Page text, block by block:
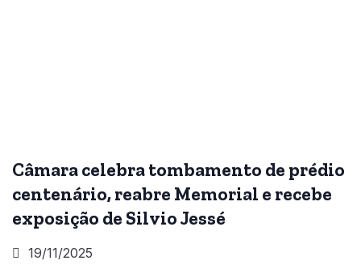
Câmara celebra tombamento de prédio
centenário, reabre Memorial e recebe
exposição de Silvio Jessé
19/11/2025